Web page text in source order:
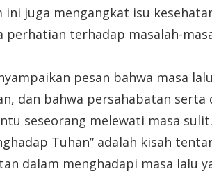
ini juga mengangkat isu
terhadap masalah-
pesan bahwa masa
dan bahwa persahabatan serta
seseorang melewati masa sulit.
Tuhan” adalah kisah
dalam menghadapi masa lalu